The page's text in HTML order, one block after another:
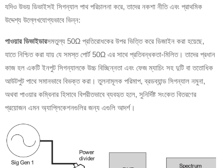
যদিও উভয় ডিভাইসই সিগন্যাল পাথ পরিচালনা করে, তাদের নকশা নীতি এবং প্রাথমিক
উদ্দেশ্য উল্লেখযোগ্যভাবে ভিন্ন:
পাওয়ার ডিভাইডারসমতুল্য 50Ω প্রতিরোধকের উপর ভিত্তি করে ডিজাইন করা হয়েছে,
যাতে নিশ্চিত করা যায় যে সমস্ত পোর্ট 50Ω এর সাথে প্রতিবন্ধকতা-মিলিত। তাদের প্রধান
কাজ হল একটি ইনপুট সিগন্যালকে উচ্চ বিচ্ছিন্নতা এবং ফেজ ম্যাচিং সহ দুটি বা ততোধিক
আউটপুট পাথে সমানভাবে বিভক্ত করা। তুলনামূলক পরিমাপ, ব্রডব্যান্ড সিগন্যাল নমুনা,
অথবা পাওয়ার কম্বিনার হিসাবে বিপরীতভাবে ব্যবহৃত হলে, সুনির্দিষ্ট সংকেত বিতরণের
প্রয়োজন এমন অ্যাপ্লিকেশনগুলির জন্য এগুলি আদর্শ।